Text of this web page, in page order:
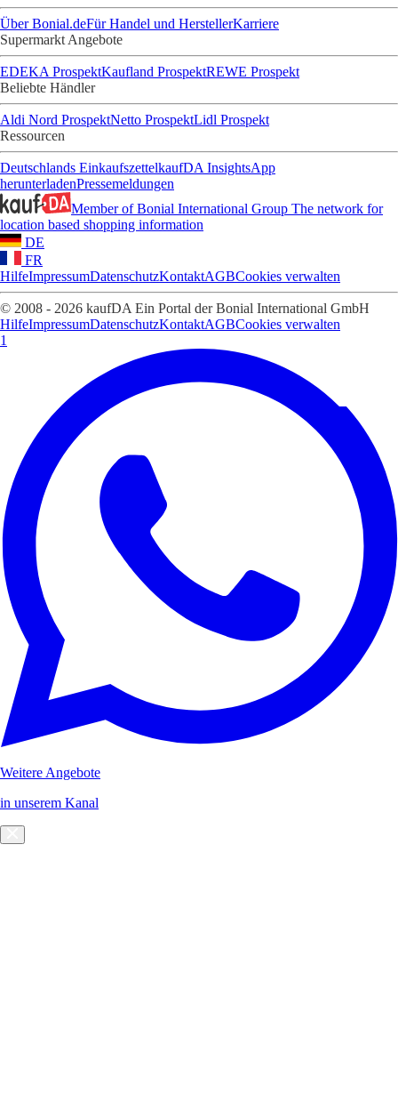
Über Bonial.deFür Handel und HerstellerKarriere
Supermarkt Angebote
EDEKA ProspektKaufland ProspektREWE Prospekt
Beliebte Händler
Aldi Nord ProspektNetto ProspektLidl Prospekt
Ressourcen
Deutschlands EinkaufszettelkaufDA InsightsApp
herunterladenPressemeldungen
Member of Bonial International Group The network for
location based shopping information
DE
FR
HilfeImpressumDatenschutzKontaktAGBCookies verwalten
© 2008 - 2026 kaufDA Ein Portal der Bonial International GmbH
HilfeImpressumDatenschutzKontaktAGBCookies verwalten
1
Weitere Angebote
in unserem Kanal